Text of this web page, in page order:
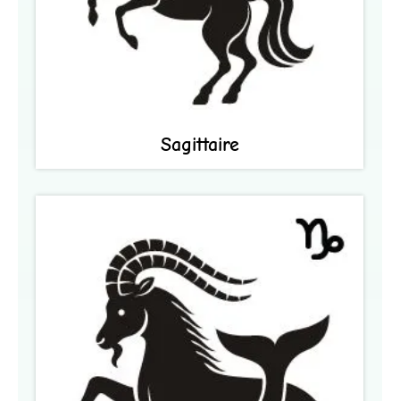
Sagittaire